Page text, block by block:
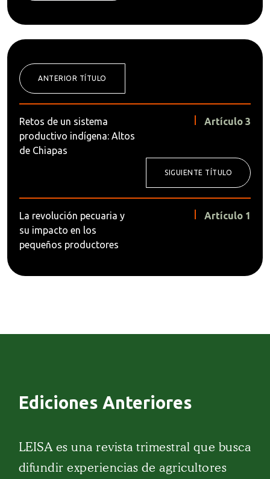
ANTERIOR TÍTULO
Retos de un sistema
productivo indígena: Altos
de Chiapas
Artículo 3
SIGUIENTE TÍTULO
La revolución pecuaria y
su impacto en los
pequeños productores
Artículo 1
Ediciones Anteriores
LEISA es una revista trimestral que busca
difundir experiencias de agricultores